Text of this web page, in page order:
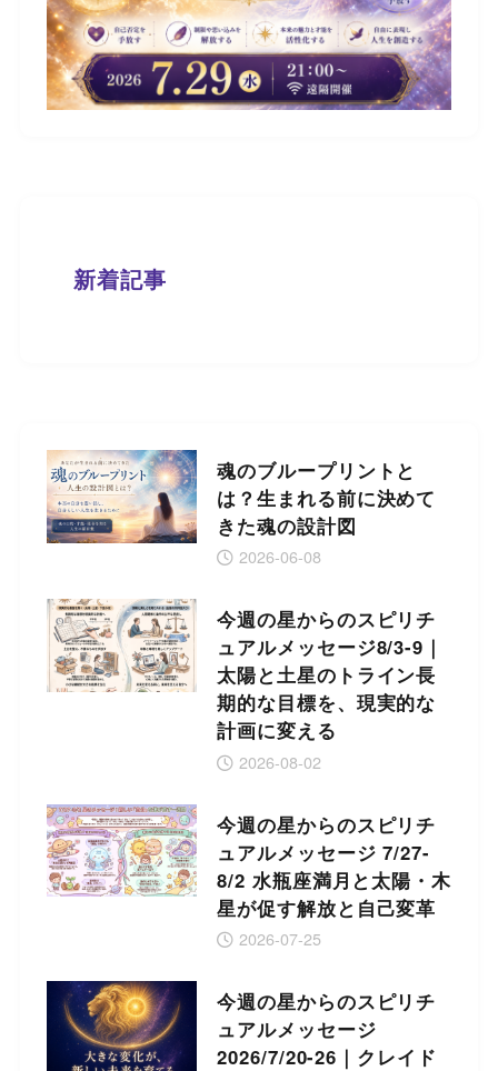
新着記事
魂のブループリントと
は？生まれる前に決めて
きた魂の設計図
2026-06-08
今週の星からのスピリチ
ュアルメッセージ8/3-9｜
太陽と土星のトライン長
期的な目標を、現実的な
計画に変える
2026-08-02
今週の星からのスピリチ
ュアルメッセージ 7/27-
8/2 水瓶座満月と太陽・木
星が促す解放と自己変革
2026-07-25
今週の星からのスピリチ
ュアルメッセージ
2026/7/20-26｜クレイド